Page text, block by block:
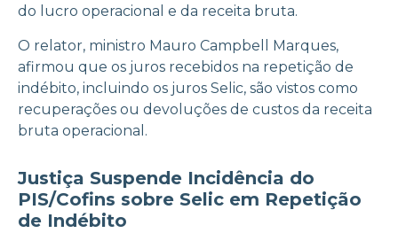
do lucro operacional e da receita bruta.
O relator, ministro Mauro Campbell Marques,
afirmou que os juros recebidos na repetição de
indébito, incluindo os juros Selic, são vistos como
recuperações ou devoluções de custos da receita
bruta operacional.
Justiça Suspende Incidência do
PIS/Cofins sobre Selic em Repetição
de Indébito